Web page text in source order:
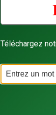
Téléchargez